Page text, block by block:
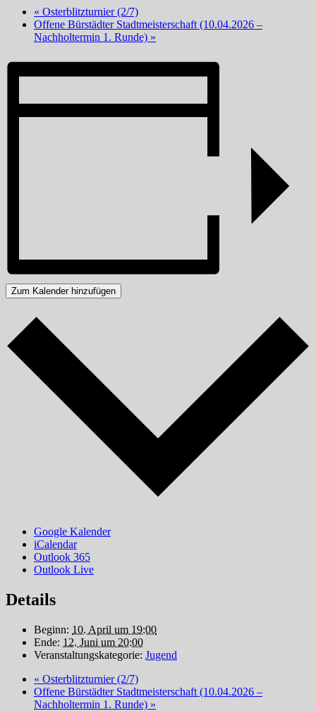
« Osterblitzturnier (2/7)
Offene Bürstädter Stadtmeisterschaft (10.04.2026 –
Nachholtermin 1. Runde) »
Zum Kalender hinzufügen
Google Kalender
iCalendar
Outlook 365
Outlook Live
Details
Beginn: 10. April um 19:00
Ende: 12. Juni um 20:00
Veranstaltungskategorie: Jugend
« Osterblitzturnier (2/7)
Offene Bürstädter Stadtmeisterschaft (10.04.2026 –
Nachholtermin 1. Runde) »